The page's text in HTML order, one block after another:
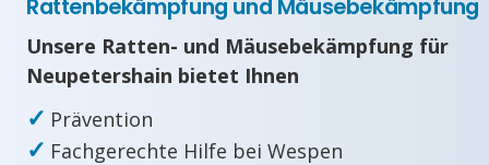
Rattenbekämpfung und Mäusebekämpfung
Unsere Ratten- und Mäusebekämpfung für
Neupetershain bietet Ihnen
✓ Prävention
✓ Fachgerechte Hilfe bei Wespen